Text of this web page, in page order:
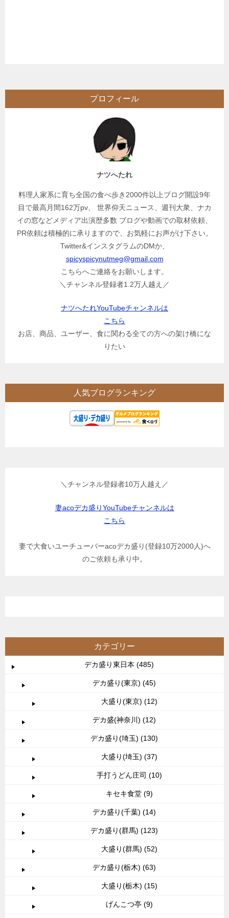
プロフィール
ナツへたれ
料理人家系に育ち全国の食べ歩き2000件以上ブログ開設9年
目で最高月間162万pv、 世界仰天ニュース、週刊大衆、ナカ
イの窓などメディア出演歴多数 ブログや動画での取材依頼、
PR依頼は積極的に承りますので、お気軽にお声がけ下さい。
Twitter&インスタグラムのDMか、
spicyspicynutmeg@gmail.com
こちらへご連絡をお願いします。
＼チャンネル登録者1.2万人越え／
ナツへたれYouTubeチャンネルは
こちら
お店、商品、ユーザー、食に関わる全ての方への架け橋にな
りたい
人気ブログランキング
＼チャンネル登録者10万人越え／
妻acoデカ盛りYouTubeチャンネルは
こちら
妻で大食いユーチューバーacoデカ盛り(登録10万2000人)へ
のご依頼も承り中。
カテゴリー
デカ盛り東日本 (485)
デカ盛り(東京) (45)
大盛り(東京) (12)
デカ盛(神奈川) (12)
デカ盛り(埼玉) (130)
大盛り(埼玉) (37)
手打うどん庄司 (10)
キセキ食堂 (9)
デカ盛り(千葉) (14)
デカ盛り(群馬) (123)
大盛り(群馬) (52)
デカ盛り(栃木) (63)
大盛り(栃木) (15)
げんこつ亭 (9)